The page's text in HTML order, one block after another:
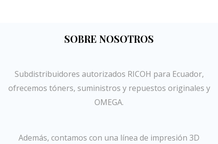
SOBRE NOSOTROS
Subdistribuidores autorizados RICOH para Ecuador,
ofrecemos tóners, suministros y repuestos originales y
OMEGA.
Además, contamos con una línea de impresión 3D